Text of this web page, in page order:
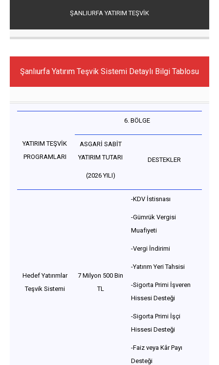
ŞANLIURFA YATIRIM TEŞVİK
Şanlıurfa Yatırım Teşvik Sistemi Detaylı Bilgi Tablosu
YATIRIM TEŞVİK
PROGRAMLARI
6. BÖLGE
ASGARİ SABİT
YATIRIM TUTARI
(2026 YILI)
DESTEKLER
Hedef Yatırımlar
Teşvik Sistemi
7 Milyon 500 Bin
TL
-KDV İstisnası
-Gümrük Vergisi
Muafiyeti
-Vergi İndirimi
-Yatırım Yeri Tahsisi
-Sigorta Primi İşveren
Hissesi Desteği
-Sigorta Primi İşçi
Hissesi Desteği
-Faiz veya Kâr Payı
Desteği